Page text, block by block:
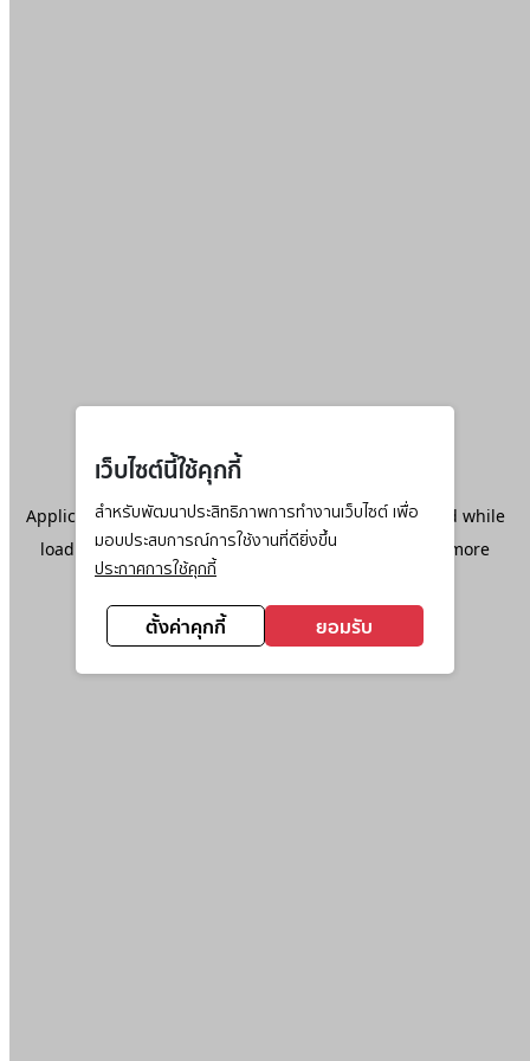
เว็บไซต์นี้ใช้คุกกี้
สำหรับพัฒนาประสิทธิภาพการทำงานเว็บไซต์ เพื่อ
มอบประสบการณ์การใช้งานที่ดียิ่งขึ้น
ประกาศการใช้คุกกี้
ตั้งค่าคุกกี้ ยอมรับ
Application error: aclient-side exception has occurred while
loadingwww.ktc.co.th(see the browser console
for more
information).